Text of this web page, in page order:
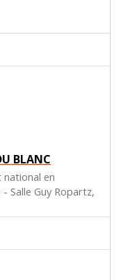
BLANC
national en
Salle Guy Ropartz,